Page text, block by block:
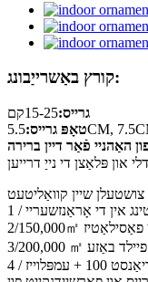
קורץ באַשרייַבונג:
גרייס:15-25קם
טאָפּ גרייס:5.5CM,